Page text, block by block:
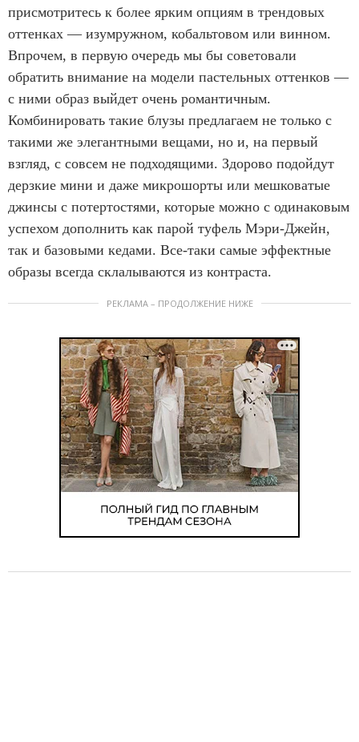
присмотритесь к более ярким опциям в трендовых
оттенках — изумружном, кобальтовом или винном.
Впрочем, в первую очередь мы бы советовали
обратить внимание на модели пастельных оттенков —
с ними образ выйдет очень романтичным.
Комбинировать такие блузы предлагаем не только с
такими же элегантными вещами, но и, на первый
взгляд, с совсем не подходящими. Здорово подойдут
дерзкие мини и даже микрошорты или мешковатые
джинсы с потертостями, которые можно с одинаковым
успехом дополнить как парой туфель Мэри-Джейн,
так и базовыми кедами. Все-таки самые эффектные
образы всегда склалываются из контраста.
РЕКЛАМА – ПРОДОЛЖЕНИЕ НИЖЕ